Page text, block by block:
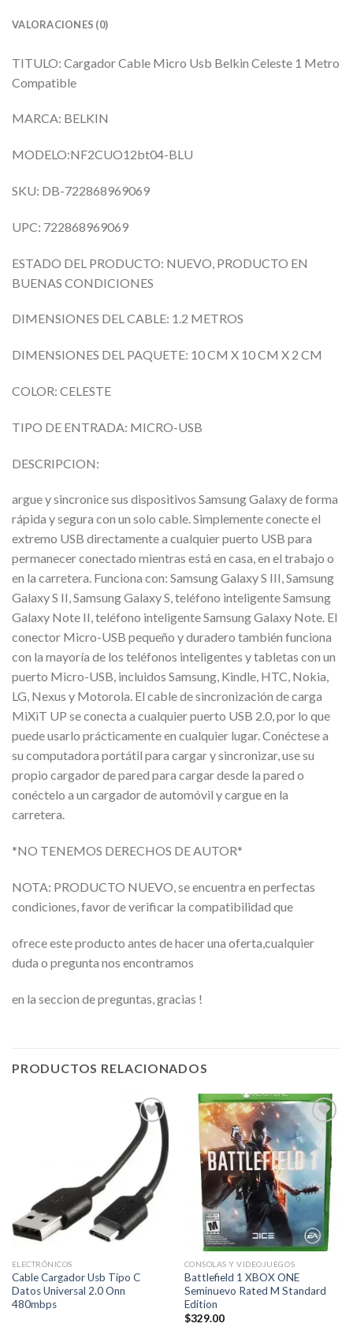
VALORACIONES (0)
TITULO: Cargador Cable Micro Usb Belkin Celeste 1 Metro
Compatible
MARCA: BELKIN
MODELO:NF2CUO12bt04-BLU
SKU: DB-722868969069
UPC: 722868969069
ESTADO DEL PRODUCTO: NUEVO, PRODUCTO EN
BUENAS CONDICIONES
DIMENSIONES DEL CABLE: 1.2 METROS
DIMENSIONES DEL PAQUETE: 10 CM X 10 CM X 2 CM
COLOR: CELESTE
TIPO DE ENTRADA: MICRO-USB
DESCRIPCION:
argue y sincronice sus dispositivos Samsung Galaxy de forma
rápida y segura con un solo cable. Simplemente conecte el
extremo USB directamente a cualquier puerto USB para
permanecer conectado mientras está en casa, en el trabajo o
en la carretera. Funciona con: Samsung Galaxy S III, Samsung
Galaxy S II, Samsung Galaxy S, teléfono inteligente Samsung
Galaxy Note II, teléfono inteligente Samsung Galaxy Note. El
conector Micro-USB pequeño y duradero también funciona
con la mayoría de los teléfonos inteligentes y tabletas con un
puerto Micro-USB, incluidos Samsung, Kindle, HTC, Nokia,
LG, Nexus y Motorola. El cable de sincronización de carga
MiXiT UP se conecta a cualquier puerto USB 2.0, por lo que
puede usarlo prácticamente en cualquier lugar. Conéctese a
su computadora portátil para cargar y sincronizar, use su
propio cargador de pared para cargar desde la pared o
conéctelo a un cargador de automóvil y cargue en la
carretera.
*NO TENEMOS DERECHOS DE AUTOR*
NOTA: PRODUCTO NUEVO, se encuentra en perfectas
condiciones, favor de verificar la compatibilidad que
ofrece este producto antes de hacer una oferta,cualquier
duda o pregunta nos encontramos
en la seccion de preguntas, gracias !
PRODUCTOS RELACIONADOS
Añadir
a la
lista de
deseos
ELECTRÓNICOS
Cable Cargador Usb Tipo C
Datos Universal 2.0 Onn
480mbps
Añadir
a la
lista de
deseos
CONSOLAS Y VIDEOJUEGOS
Battlefield 1 XBOX ONE
Seminuevo Rated M Standard
Edition
$329.00